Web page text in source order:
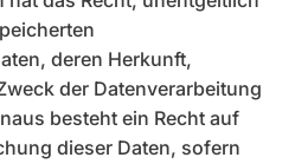
deren Herkunft,
der Datenverarbeitung
besteht ein Recht auf
dieser Daten, sofern